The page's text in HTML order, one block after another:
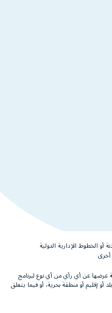
أو الخطوط الإدارية الدولية
عرضها عن أي رأي من أي نوع لبرنامج
أو إقليم أو منطقة بحرية، أو فيما يتعلق